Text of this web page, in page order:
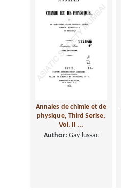
Annales de chimie et de
physique, Third Serise,
Vol. II ...
Author: Gay-lussac